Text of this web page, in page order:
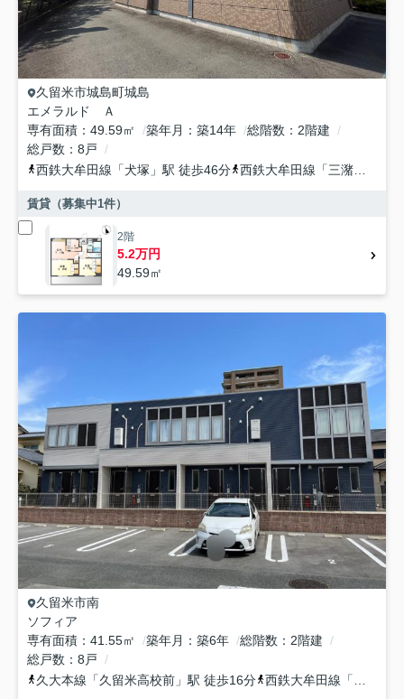
久留米市城島町城島
エメラルド Ａ
専有面積
49.59㎡ 築年月 築14年 総階数
2階建
総戸数
8戸
西鉄大牟田線 「犬塚 」駅 徒歩46分 西鉄大牟田線 「三潴」駅 徒
賃貸（募集中1件）
2階
5.2万円
49.59㎡
久留米市南
ソフィア
専有面積
41.55㎡ 築年月 築6年 総階数
2階建
総戸数
8戸
久大本線 「久留米高校前 」駅 徒歩16分 西鉄大牟田線 「 聖マリ